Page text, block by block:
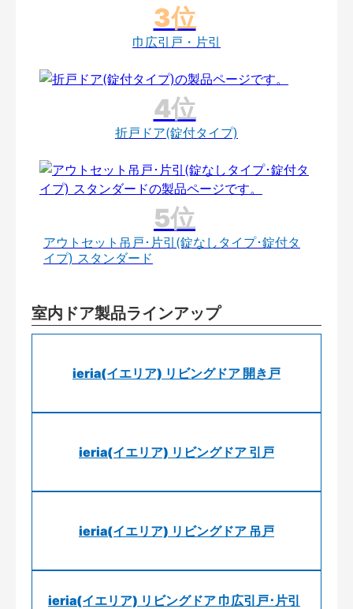
巾広引戸・片引
折戸ドア(錠付タイプ)
アウトセット吊戸･片引(錠なしタイプ･錠付タ
イプ) スタンダード
室内ドア製品ラインアップ
ieria(イエリア) リビングドア 開き戸
ieria(イエリア) リビングドア 引戸
ieria(イエリア) リビングドア 吊戸
ieria(イエリア) リビングドア 巾広引戸･片引